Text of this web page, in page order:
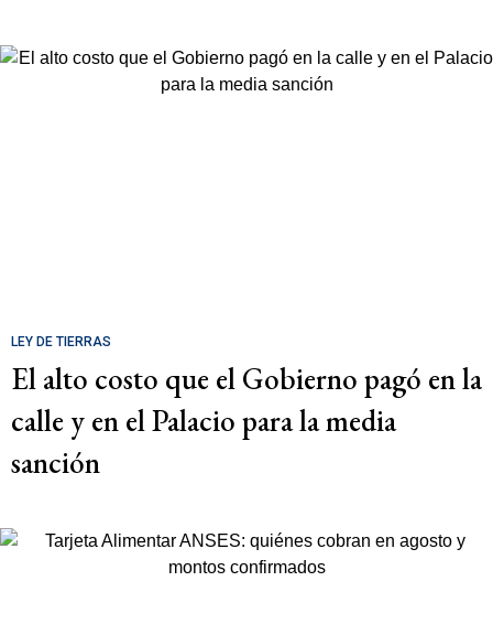
LEY DE TIERRAS
El alto costo que el Gobierno pagó en la
calle y en el Palacio para la media
sanción